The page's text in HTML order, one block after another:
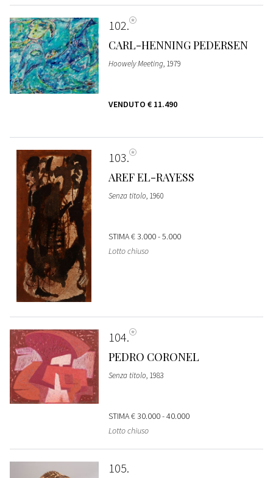
102
CARL-HENNING PEDERSEN
Hoowely Meeting, 1979
VENDUTO € 11.490
103
AREF EL-RAYESS
Senza titolo, 1960
STIMA€ 3.000 - 5.000
Lotto chiuso
104
PEDRO CORONEL
Senza titolo, 1983
STIMA€ 30.000 - 40.000
Lotto chiuso
105